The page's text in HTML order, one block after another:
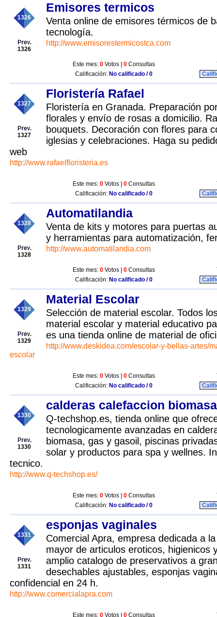
1326
1326
Emisores termicos
Venta online de emisores térmicos de
tecnología.
http://www.emisorestermicostca.com
Este mes: 0 Votos | 0 Consultas
Calificación: No calificado / 0
1327
1327
Floristería Rafael
Floristería en Granada. Preparación
florales y envío de rosas a domicilio.
bouquets. Decoración con flores para
iglesias y celebraciones. Haga su
web
http://www.rafaelfloristeria.es
Este mes: 0 Votos | 0 Consultas
Calificación: No calificado / 0
1328
1328
Automatilandia
Venta de kits y motores para puertas
y herramientas para automatización,
http://www.automatilandia.com
Este mes: 0 Votos | 0 Consultas
Calificación: No calificado / 0
1329
1329
Material Escolar
Selección de material escolar. Todos
material escolar y material educativo
es una tienda online de material de
http://www.deskidea.com/escolar-y-bellas-artes/
escolar
Este mes: 0 Votos | 0 Consultas
Calificación: No calificado / 0
1330
1330
calderas calefaccion biomasa
Q-techshop.es, tienda online que
tecnologicamente avanzadas en
biomasa, gas y gasoil, piscinas
solar y productos para spa y wellnes.
tecnico.
http://www.q-techshop.es/
Este mes: 0 Votos | 0 Consultas
Calificación: No calificado / 0
1331
1331
esponjas vaginales
Comercial Apra, empresa dedicada a
mayor de articulos eroticos, higienicos
amplio catalogo de preservativos a
desechables ajustables, esponjas
confidencial en 24 h.
http://www.comercialapra.com
Este mes: 0 Votos | 0 Consultas